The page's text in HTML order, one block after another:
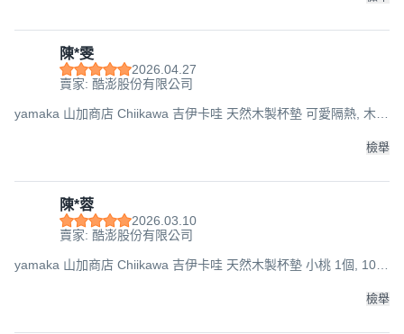
陳*雯
2026.04.27
賣家: 酷澎股份有限公司
yamaka 山加商店 Chiikawa 吉伊卡哇 天然木製杯墊 可愛隔熱, 木頭
檢舉
陳*蓉
2026.03.10
賣家: 酷澎股份有限公司
yamaka 山加商店 Chiikawa 吉伊卡哇 天然木製杯墊 小桃 1個, 10 x
檢舉